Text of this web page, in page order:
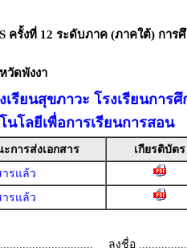
ครั้งที่ 12 ระดับภาค (ภาคใต้) การ
วัดพังงา
รียนสุขภาวะ โรงเรียนการ
โลยีเพื่อการเรียนการสอน
ะการส่งเอกสาร เกียรติบัตร
ารแล้ว
ารแล้ว
ลงชื่อ